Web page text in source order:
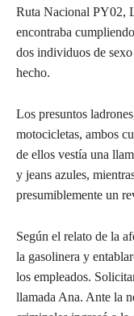
Ruta Nacional PY02,
encontraba
dos individuos de
hecho.
Los presuntos
motocicletas, ambos
de ellos vestía una
y jeans azules,
presumiblemente un
Según el relato de la
la gasolinera y
los empleados.
llamada Ana. Ante la